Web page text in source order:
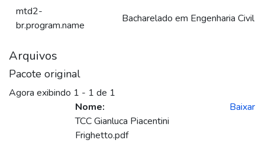
mtd2-
br.program.name
Bacharelado em Engenharia Civil
Arquivos
Pacote original
Agora exibindo 1 - 1 de 1
Nome:
TCC Gianluca Piacentini
Frighetto.pdf
Baixar